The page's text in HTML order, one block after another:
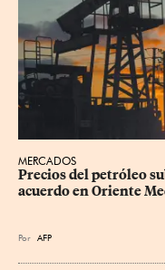
MERCADOS
Precios del petróleo
acuerdo en Oriente
Por AFP